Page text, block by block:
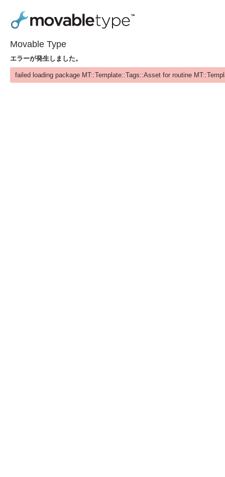
Movable Type
エラーが発生しました。
failed loading package MT::Template::Tags::Asset for routine